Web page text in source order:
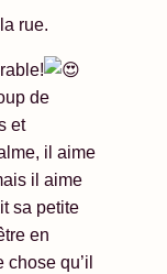
rue.
de
et
il aime
il aime
sa petite
en
chose qu’il